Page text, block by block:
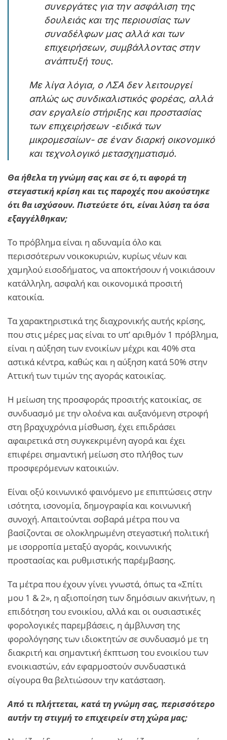
συνεργάτες για την ασφάλιση της
δουλειάς και της περιουσίας των
συναδέλφων μας αλλά και των
επιχειρήσεων, συμβάλλοντας στην
ανάπτυξή τους.
Με λίγα λόγια, ο ΛΣΑ δεν λειτουργεί
απλώς ως συνδικαλιστικός φορέας, αλλά
σαν εργαλείο στήριξης και προστασίας
των επιχειρήσεων -ειδικά των
μικρομεσαίων- σε έναν διαρκή οικονομικό
και τεχνολογικό μετασχηματισμό.
Θα ήθελα τη γνώμη σας και σε ό,τι αφορά τη
στεγαστική κρίση και τις παροχές που ακούστηκε
ότι θα ισχύσουν. Πιστεύετε ότι, είναι λύση τα όσα
εξαγγέλθηκαν;
Το πρόβλημα είναι η αδυναμία όλο και
περισσότερων νοικοκυριών, κυρίως νέων και
χαμηλού εισοδήματος, να αποκτήσουν ή νοικιάσουν
κατάλληλη, ασφαλή και οικονομικά προσιτή
κατοικία.
Τα χαρακτηριστικά της διαχρονικής αυτής κρίσης,
που στις μέρες μας είναι το υπ’ αριθμόν 1 πρόβλημα,
είναι η αύξηση των ενοικίων μέχρι και 40% στα
αστικά κέντρα, καθώς και η αύξηση κατά 50% στην
Αττική των τιμών της αγοράς κατοικίας.
Η μείωση της προσφοράς προσιτής κατοικίας, σε
συνδυασμό με την ολοένα και αυξανόμενη στροφή
στη βραχυχρόνια μίσθωση, έχει επιδράσει
αφαιρετικά στη συγκεκριμένη αγορά και έχει
επιφέρει σημαντική μείωση στο πλήθος των
προσφερόμενων κατοικιών.
Είναι οξύ κοινωνικό φαινόμενο με επιπτώσεις στην
ισότητα, ισονομία, δημογραφία και κοινωνική
συνοχή. Απαιτούνται σοβαρά μέτρα που να
βασίζονται σε ολοκληρωμένη στεγαστική πολιτική
με ισορροπία μεταξύ αγοράς, κοινωνικής
προστασίας και ρυθμιστικής παρέμβασης.
Τα μέτρα που έχουν γίνει γνωστά, όπως τα «Σπίτι
μου 1 & 2», η αξιοποίηση των δημόσιων ακινήτων, η
επιδότηση του ενοικίου, αλλά και οι ουσιαστικές
φορολογικές παρεμβάσεις, η άμβλυνση της
φορολόγησης των ιδιοκτητών σε συνδυασμό με τη
διακριτή και σημαντική έκπτωση του ενοικίου των
ενοικιαστών, εάν εφαρμοστούν συνδυαστικά
σίγουρα θα βελτιώσουν την κατάσταση.
Από τι πλήττεται, κατά τη γνώμη σας, περισσότερο
αυτήν τη στιγμή το επιχειρείν στη χώρα μας;